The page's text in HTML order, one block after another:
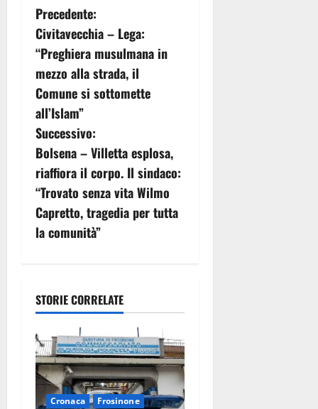
N
a
v
i
g
a
z
i
e
a
r
Precedente:
Civitavecchia – Lega:
“Preghiera musulmana in
mezzo alla strada, il
Comune si sottomette
all’Islam”
Successivo:
Bolsena – Villetta esplosa,
riaffiora il corpo. Il sindaco:
“Trovato senza vita Wilmo
Capretto, tragedia per tutta
la comunità”
STORIE CORRELATE
Cronaca Frosinone